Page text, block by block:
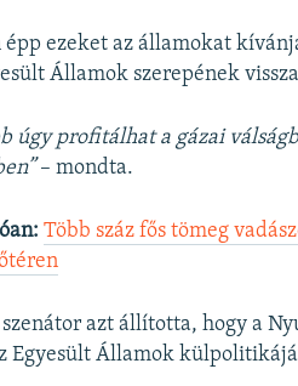
ezeket az államokat
Államok szerepének
úgy profitálhat a gázai
– mondta.
Több száz fős tömeg
szenátor azt állította, hogy a
Egyesült Államok